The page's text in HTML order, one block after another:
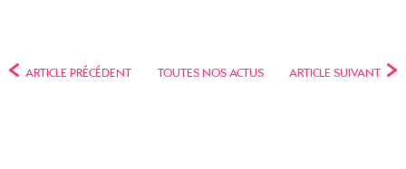
ARTICLE PRÉCÉDENT ARTICLE SUIVANT
TOUTES NOS ACTUS